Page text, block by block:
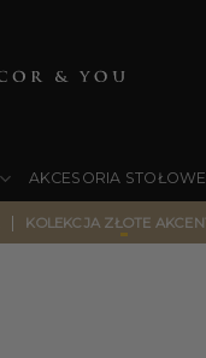
AKCESORIA STOŁOWE
| KOLEKCJA ZŁOTE